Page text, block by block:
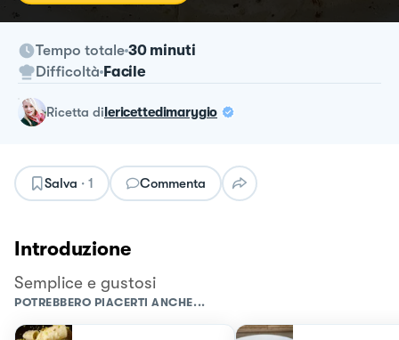
Tempo totale 30 minuti
Difficoltà Facile
ricetta dilericettedimarygio
Salva · 1 Commenta
Introduzione
Semplice e gustosi
POTREBBERO PIACERTI ANCHE...